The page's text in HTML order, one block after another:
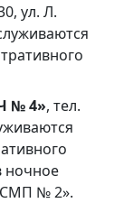
ул. Л.
№ 4», тел.
ночное
№ 2».